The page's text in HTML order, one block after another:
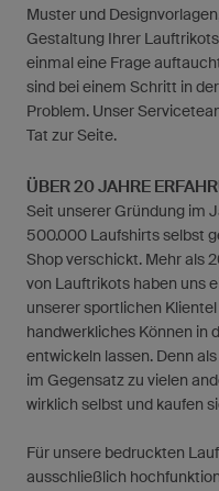
Muster und
Gestaltung Ihrer
einmal eine Frage
sind bei einem Schritt in
Problem. Unser
Tat zur Seite.
ÜBER 20 JAHRE
Seit unserer Gründung im
500.000 Laufshirts selbst
Shop verschickt. Mehr als
von Lauftrikots haben uns
unserer sportlichen
handwerkliches Können in
entwickeln lassen. Denn als
im Gegensatz zu vielen
wirklich selbst und kaufen
Für unsere bedruckten
ausschließlich